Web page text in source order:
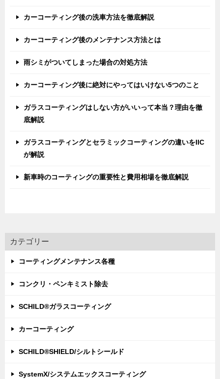
カーコーティング後の洗車方法を徹底解説
カーコーティング後のメンテナンス方法とは
雨シミがついてしまった場合の対処方法
カーコーティング後に絶対にやってはいけない5つのこと
ガラスコーティングはしない方がいいって本当？理由を徹
底解説
ガラスコーティングとセラミックコーティングの違いをIIC
が解説
新車時のコーティングの重要性と費用相場を徹底解説
カテゴリー
コーティングメンテナンス各種
コンクリ・ペンキミスト除去
SCHILD®ガラスコーティング
カーコーティング
SCHILD®SHIELD/シルトシールド
SystemX/システムエックスコーティング